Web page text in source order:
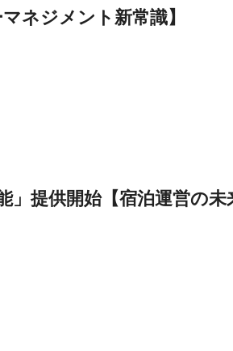
ネジメント新常識】
提供開始【宿泊運営の